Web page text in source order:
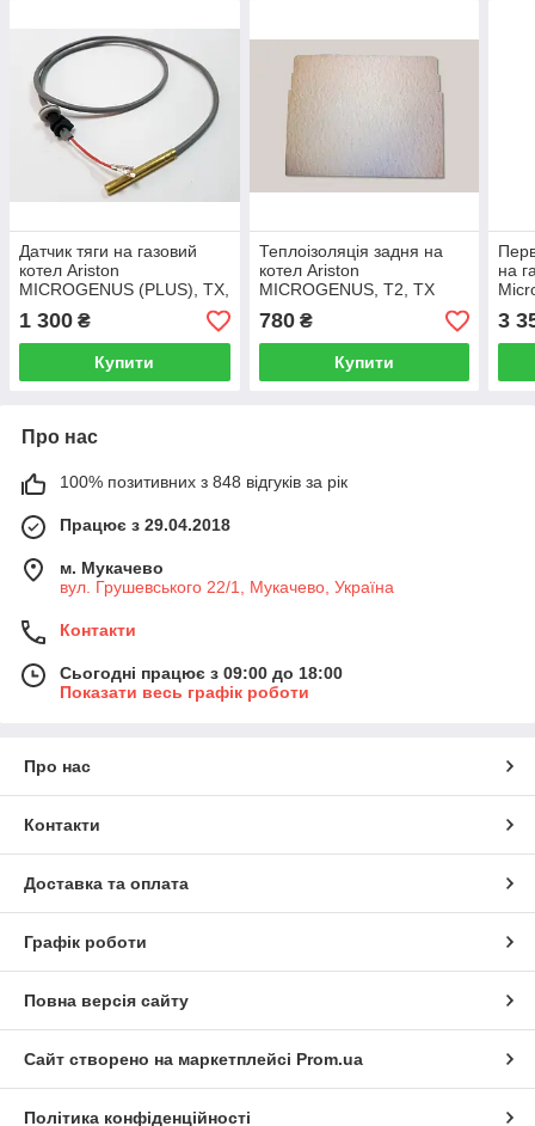
Датчик тяги на газовий
котел Ariston
MICROGENUS (PLUS), TX,
1 300 ₴
Купити
Теплоізоляція задня на
котел Ariston
MICROGENUS, Т2, TX
780₴
Купити
на
кВт
3
Про нас
100% позитивних з 848 відгуків за рік
Працює з 29.04.2018
м. Мукачево
вул. Грушевського 22/1, Мукачево, Україна
Контакти
Сьогодні працює з 09:00 до 18:00
Показати весь графік роботи
Про нас
Контакти
Доставка та оплата
Графік роботи
Повна версія сайту
Сайт створено на маркетплейсі Prom.ua
Політика конфіденційності